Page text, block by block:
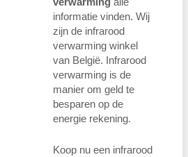
informatie vinden. Wij
zijn de infrarood
verwarming winkel
van België. Infrarood
verwarming is de
manier om geld te
besparen op de
energie rekening.
Koop nu een infrarood